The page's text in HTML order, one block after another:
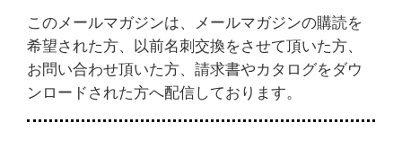
このメールマガジンは、メールマガジンの購読を
希望された方、以前名刺交換をさせて頂いた方、
お問い合わせ頂いた方、請求書やカタログをダウ
ンロードされた方へ配信しております。